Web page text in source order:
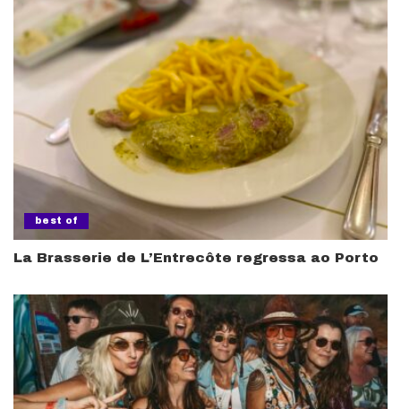
best of
La Brasserie de L’Entrecôte regressa ao Porto